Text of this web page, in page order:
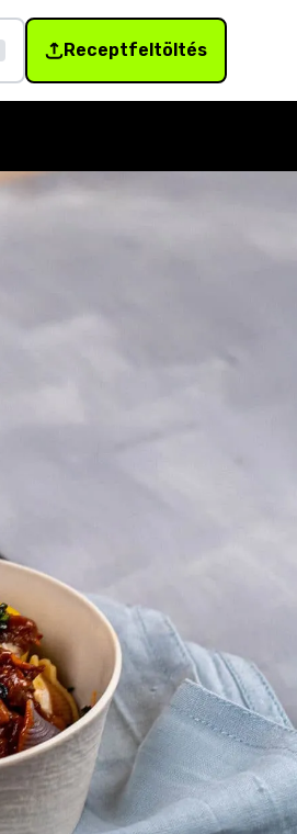
Receptfeltöltés